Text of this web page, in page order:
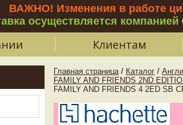
ВАЖНО! Изменения в работе
осуществляется компанией
Клиентам
Главная страница / Каталог /
FAMILY AND FRIENDS 2ND
FAMILY AND FRIENDS 4 2ED SB